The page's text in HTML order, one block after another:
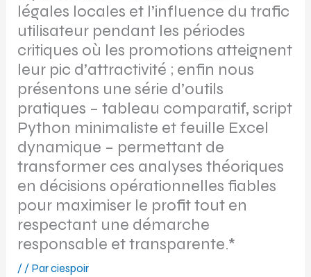
légales locales et l’influence du trafic
utilisateur pendant les périodes
critiques où les promotions atteignent
leur pic d’attractivité ; enfin nous
présentons une série d’outils
pratiques – tableau comparatif, script
Python minimaliste et feuille Excel
dynamique – permettant de
transformer ces analyses théoriques
en décisions opérationnelles fiables
pour maximiser le profit tout en
respectant une démarche
responsable et transparente.*
// Parciespoir